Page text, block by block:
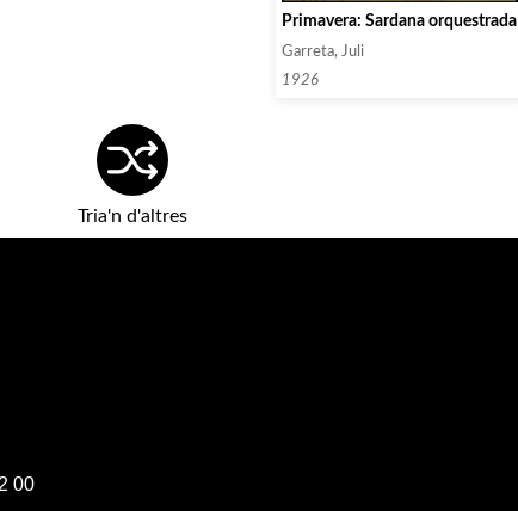
Primavera: Sardana orquestrada
Garreta, Juli
1926
Tria'n d'altres
00